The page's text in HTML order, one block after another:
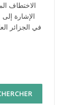
الاختطاف
الإشارة